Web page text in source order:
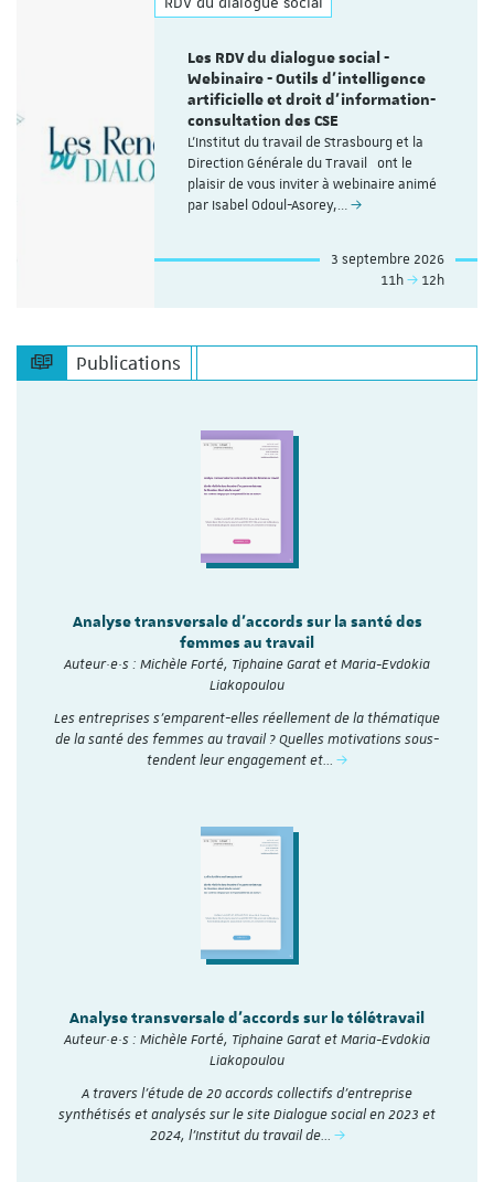
Les RDV du dialogue social -
Webinaire - Outils d’intelligence
artificielle et droit d’information-
consultation des CSE
L'Institut du travail de Strasbourg et la
Direction Générale du Travail ont le
plaisir de vous inviter à webinaire animé
par Isabel Odoul-Asorey,…
3 septembre 2026
11h
12h
Publications
Analyse transversale d'accords sur la santé des
femmes au travail
Auteur·e·s : Michèle Forté, Tiphaine Garat et Maria-Evdokia
Liakopoulou
Les entreprises s’emparent-elles réellement de la thématique
de la santé des femmes au travail ? Quelles motivations sous-
tendent leur engagement et…
Analyse transversale d'accords sur le télétravail
Auteur·e·s : Michèle Forté, Tiphaine Garat et Maria-Evdokia
Liakopoulou
A travers l’étude de 20 accords collectifs d’entreprise
synthétisés et analysés sur le site Dialogue social en 2023 et
2024, l'Institut du travail de…